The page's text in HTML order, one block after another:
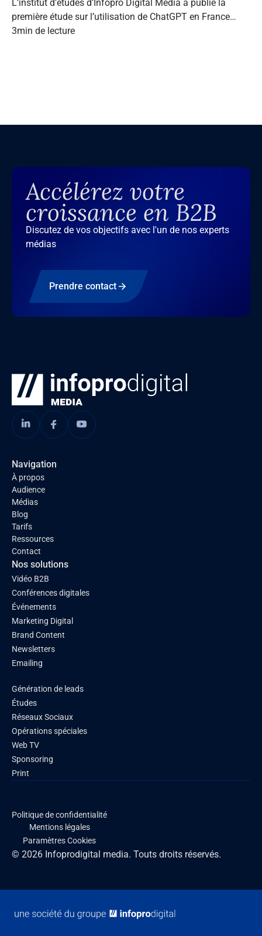
L’institut d’études d’Infopro Digital Media a publié la
première étude sur l’utilisation de ChatGPT en France
dans le marketing B2B.
3min de lecture
Accélérez votre
croissance en B2B
Discutez de vos objectifs avec l'un de nos experts
médias
Prendre contact
Navigation
À propos
Audience
Médias
Blog
Tarifs
Ressources
Contact
Nos solutions
Vidéo B2B
Conférences digitales
Événements
Marketing Digital
Brand Content
Newsletters
Emailing
Génération de leads
Études
Réseaux Sociaux
Opérations spéciales
Web TV
Sponsoring
Print
© 2026 Infoprodigital media. Touts droits réservés.
Politique de confidentialité
Mentions légales
Paramètres Cookies